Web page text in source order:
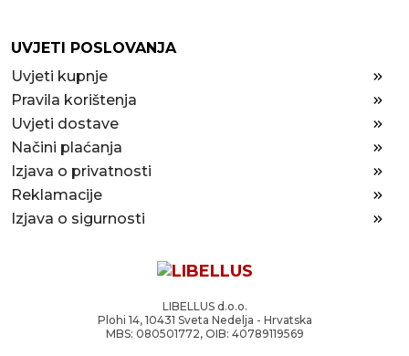
UVJETI POSLOVANJA
Uvjeti kupnje
Pravila korištenja
Uvjeti dostave
Načini plaćanja
Izjava o privatnosti
Reklamacije
Izjava o sigurnosti
LIBELLUS d.o.o.
Plohi 14, 10431 Sveta Nedelja - Hrvatska
MBS: 080501772, OIB: 40789119569